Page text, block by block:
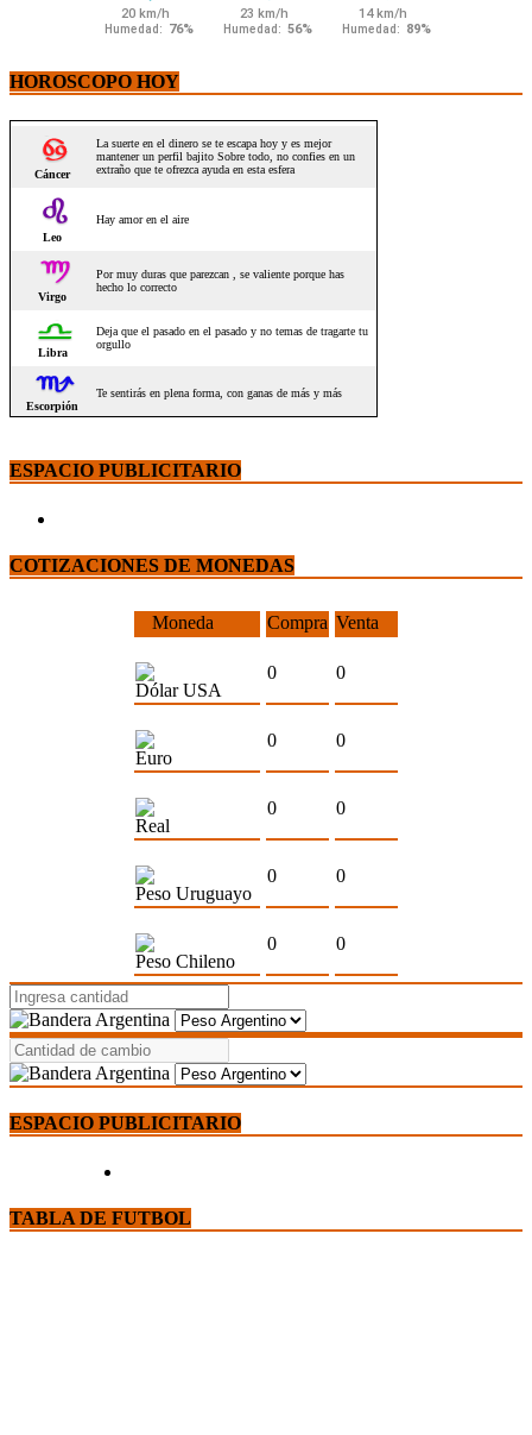
HOROSCOPO HOY
ESPACIO PUBLICITARIO
COTIZACIONES DE MONEDAS
Moneda Compra Venta
Dólar USA
0 0
Euro
0 0
Real
0 0
Peso Uruguayo
0 0
Peso Chileno
0 0
ESPACIO PUBLICITARIO
TABLA DE FUTBOL